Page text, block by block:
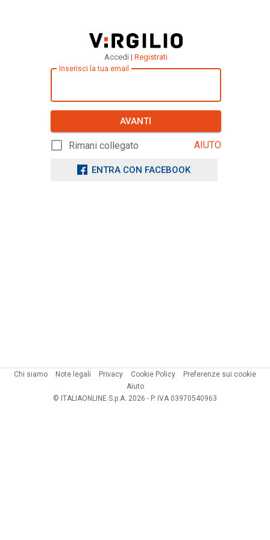
Accedi | Registrati
Inserisci la tua email
AVANTI
Rimani collegato AIUTO
ENTRA CON FACEBOOK
Chi siamo Note legali Privacy Cookie Policy
Preferenze sui cookie
Aiuto
© ITALIAONLINE S.p.A. 2026 - P. IVA 03970540963